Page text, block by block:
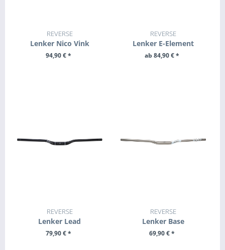
REVERSE
Lenker Nico Vink
94,90 € *
REVERSE
Lenker E-Element
ab 84,90 € *
REVERSE
Lenker Lead
79,90 € *
REVERSE
Lenker Base
69,90 € *